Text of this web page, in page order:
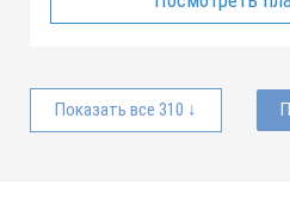
Показать все 310 ↓